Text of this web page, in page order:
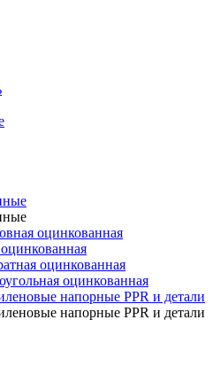
оцинкованная
оцинкованная
оцинкованная
напорные PPR и детали
напорные PPR и детали